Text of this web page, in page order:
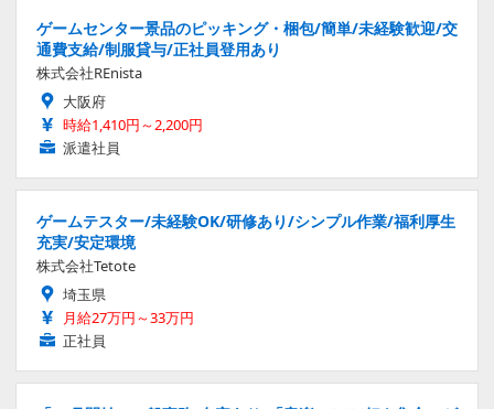
ゲームセンター景品のピッキング・梱包/簡単/未経験歓迎/交
通費支給/制服貸与/正社員登用あり
株式会社REnista
大阪府
時給1,410円～2,200円
派遣社員
ゲームテスター/未経験OK/研修あり/シンプル作業/福利厚生
充実/安定環境
株式会社Tetote
埼玉県
月給27万円～33万円
正社員